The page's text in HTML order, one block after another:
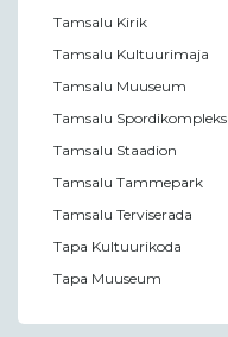
Tamsalu Kirik
Tamsalu Kultuurimaja
Tamsalu Muuseum
Tamsalu Spordikompleks
Tamsalu Staadion
Tamsalu Tammepark
Tamsalu Terviserada
Tapa Kultuurikoda
Tapa Muuseum